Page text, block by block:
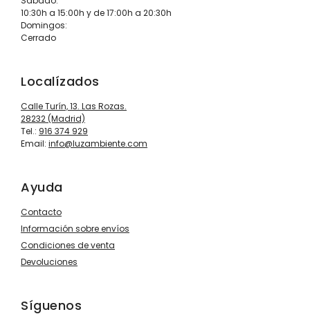
10:30h a 15:00h y de 17:00h a 20:30h
Domingos:
Cerrado
Localízados
Calle Turín, 13. Las Rozas.
28232 (Madrid)
Tel.: 916 374 929
Email: info@luzambiente.com
Ayuda
Contacto
Información sobre envíos
Condiciones de venta
Devoluciones
Síguenos